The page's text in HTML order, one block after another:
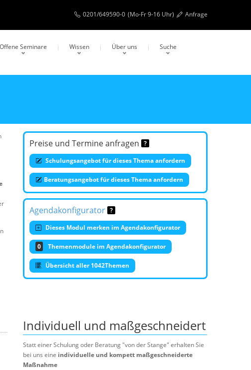
0201/649590-0 (Mo-Fr 9-16 Uhr) Anfrage
Offene Seminare Wissen Über uns Suche
Preise und Termine anfragen
Schulungsangebot für dieses Thema anfordern
Beratungsangebot für dieses Thema anfordern
Agendakonfigurator
Dieses Modul merken im Agendakonfigurator
0 Themenmodule im Agendakonfigurator
Übersicht aller 1042Themen
Individuell und maßgeschneidert
Statt einer Schulung oder Beratung "von der Stange" erhalten Sie
bei uns eine individuelle und kompett maßgeschneiderte
Maßnahme